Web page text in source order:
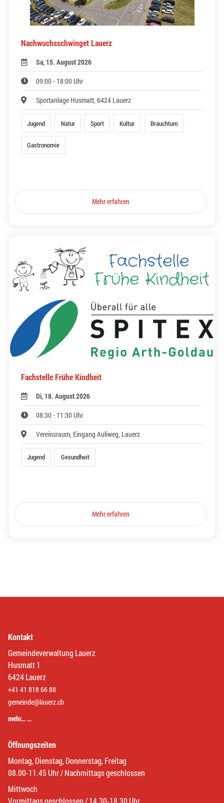
Nachwuchsschwinget Lauerz
Sa, 15. August 2026
09:00 - 18:00 Uhr
Sportanlage Husmatt, 6424 Lauerz
Jugend Natur Sport Kultur Brauchtum
Gastronomie
Mehr erfahren
Fachstelle Frühe Kindheit
Di, 18. August 2026
08:30 - 11:30 Uhr
Vereinsraum, Eingang Auliweg, Lauerz
Jugend Gesundheit
Mehr erfahren
Kontakt
Gemeindeverwaltung Lauerz
Husmatt 1
6424 Lauerz
+41 41 818 66 88
gemeinde@lauerz.ch
mehr… …
Öffnungszeiten
Montag, Dienstag, Donnerstag, Freitag
08.00-11.45 Uhr / Nachmittags geschlossen
Mittwoch
Vormittags geschlossen / 14.30-18.30 Uhr